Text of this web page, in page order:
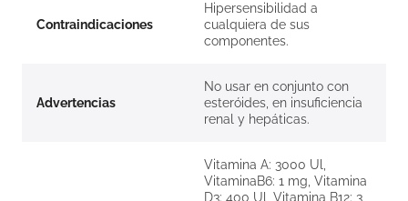
Contraindicaciones
Hipersensibilidad a
cualquiera de sus
componentes.
Advertencias
No usar en conjunto con
esteróides, en insuficiencia
renal y hepáticas.
Vitamina A: 3000 Ul,
VitaminaB6: 1 mg, Vitamina
D3: 400 Ul, Vitamina B12: 3